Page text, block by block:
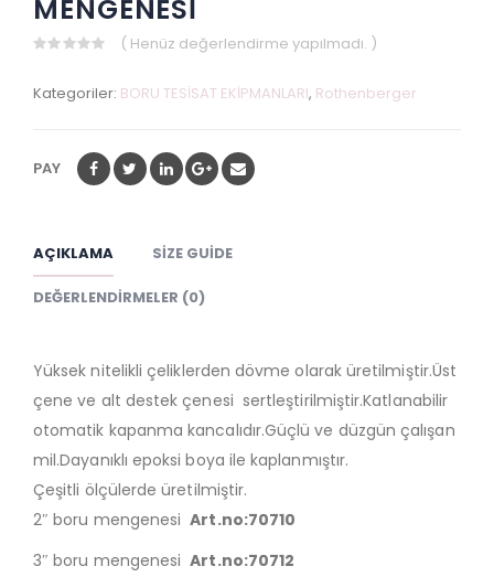
MENGENESİ
of
( Henüz değerlendirme yapılmadı. )
Kategoriler: BORU TESİSAT EKİPMANLARI, Rothenberger
PAY
AÇIKLAMA SIZE GUIDE
DEĞERLENDIRMELER (0)
Yüksek nitelikli çeliklerden dövme olarak üretilmiştir.Üst
çene ve alt destek çenesi sertleştirilmiştir.Katlanabilir
otomatik kapanma kancalıdır.Güçlü ve düzgün çalışan
mil.Dayanıklı epoksi boya ile kaplanmıştır.
Çeşitli ölçülerde üretilmiştir.
2″ boru mengenesiArt.no:70710
3″ boru mengenesiArt.no:70712